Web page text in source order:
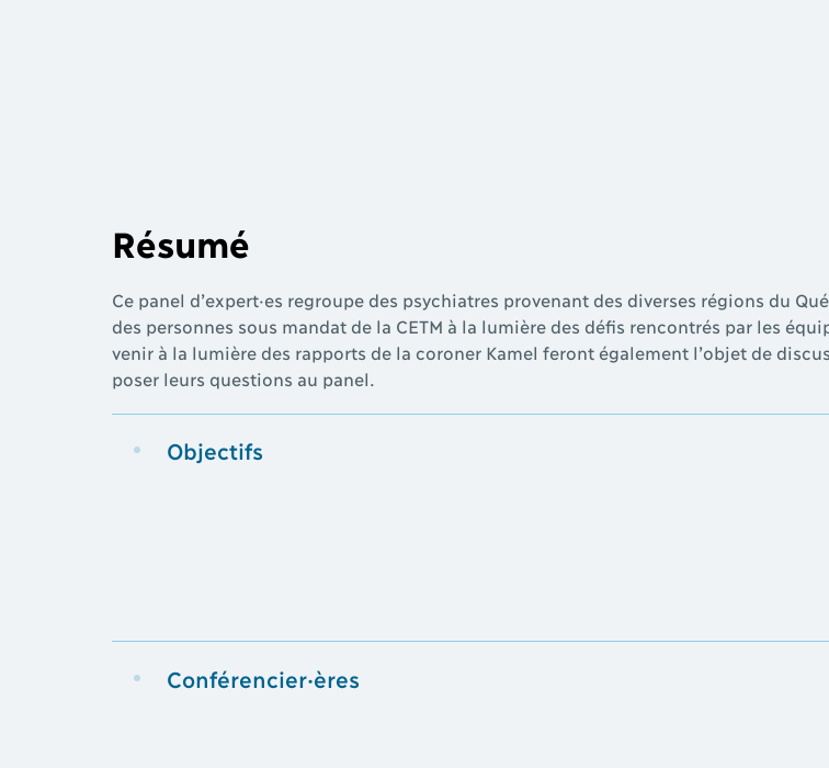
Résumé
Ce panel d’expert·es regroupe des psychiatres provenant des diverses régions du
des personnes sous mandat de la CETM à la lumière des défis rencontrés par les
venir à la lumière des rapports de la coroner Kamel feront également l’objet de
poser leurs questions au panel.
Objectifs
Conférencier·ères